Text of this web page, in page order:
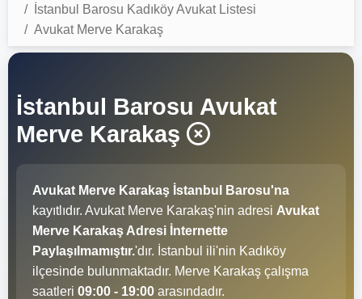
İstanbul Barosu Kadıköy Avukat Listesi
Avukat Merve Karakaş
İstanbul Barosu Avukat
Merve Karakaş
Avukat Merve Karakaş İstanbul Barosu'na
kayıtlıdır. Avukat Merve Karakaş'nin adresi Avukat
Merve Karakaş Adresi İnternette
Paylaşılmamıştır.'dır. İstanbul ili'nin Kadıköy
ilçesinde bulunmaktadır. Merve Karakaş çalışma
saatleri 09:00 - 19:00 arasındadır.